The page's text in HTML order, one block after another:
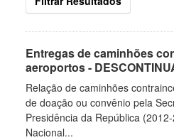
Entregas de caminhões
aeroportos -
Relação de caminhões
de doação ou convênio pela
Presidência da República
Nacional...